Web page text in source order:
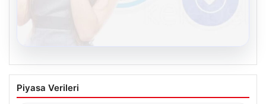
Kelebek.Org İle Çevrim içi İletişimin
Güvenli Adresi Ve Chat Deneyimi
Piyasa Verileri